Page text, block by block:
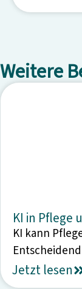
Weitere
KI in Pflege
KI kann
Jetzt lesen